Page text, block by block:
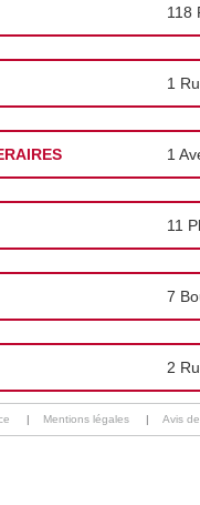
118
1
1
11
7
2
| Mentions légales | Avis